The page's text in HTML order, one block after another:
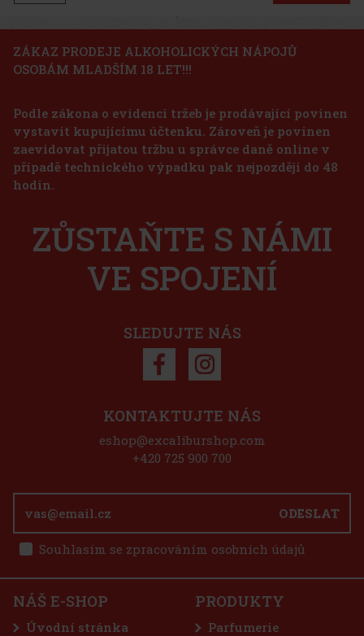
Sleva: 27%
Nuxe Huile Prodigieuse Or Multi-Purpose Dry Oil
100 ml
(3 ks)
Nuxe Huile Prodigieuse Or Multi-Purpose Dry Oil je ikonický suchý
poskytuje nejen hydrataci a saténový pocit, ale i neo
ZÁKAZ PRODEJE ALKOHOLICKÝCH NÁPOJŮ
OSOBÁM MLADŠÍM 18 LET!!!
Podle zákona o evidenci tržeb je prodávající povinen
vystavit kupujícímu účtenku. Zároveň je povinen
zaevidovat přijatou tržbu u správce daně online v
případě technického výpadku pak nejpozději do 48
hodin.
ZŮSTAŇTE S NÁMI
VE SPOJENÍ
SLEDUJTE NÁS
ODESLAT
Souhlasím se zpracováním osobních údajů
KONTAKTUJTE NÁS
eshop@excaliburshop.com
+420 725 900 700
NÁŠ E-SHOP
Úvodní stránka
PRODUKTY
Parfumerie